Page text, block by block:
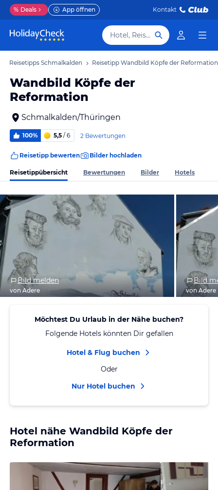
% Deals App öffnen Kontakt
Hotel, Reiseziel
Reisetipps Schmalkalden Reisetipp Wandbild Köpfe der Reformation
Wandbild Köpfe der
Reformation
Schmalkalden/Thüringen
100% 5,5 / 6 2 Bewertungen
Reisetipp bewerten Bilder hochladen
Reisetippübersicht Bewertungen Bilder Hotels
Bild melden
von Adere
Bild
von Adere
Möchtest Du Urlaub in der Nähe buchen?
Folgende Hotels könnten Dir gefallen
Hotel & Flug buchen
Oder
Nur Hotel buchen
Hotel nähe Wandbild Köpfe der
Reformation